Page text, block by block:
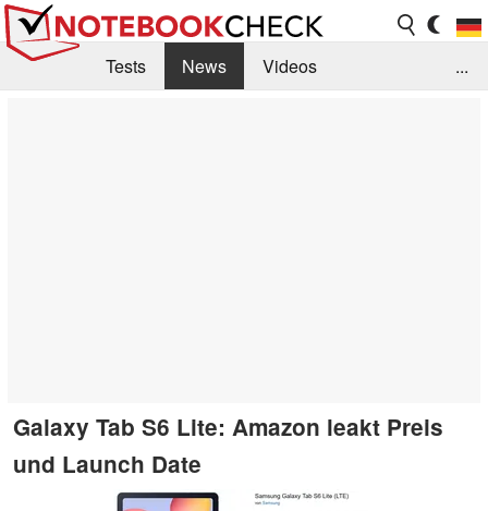
Tests News
Videos
...
Galaxy Tab S6 Lite: Amazon leakt Preis
und Launch Date